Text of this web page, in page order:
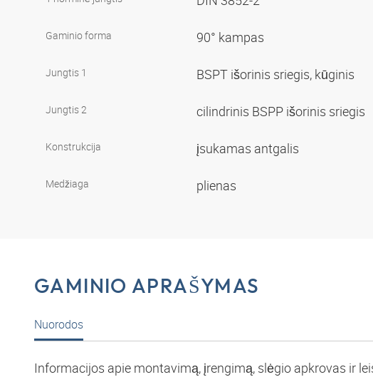
Gaminio forma 90° kampas
Jungtis 1 BSPT išorinis sriegis, kūginis
Jungtis 2 cilindrinis BSPP išorinis sriegis
Konstrukcija įsukamas antgalis
Medžiaga plienas
GAMINIO APRAŠYMAS
Nuorodos
Informacijos apie montavimą, įrengimą, slėgio apkrovas ir